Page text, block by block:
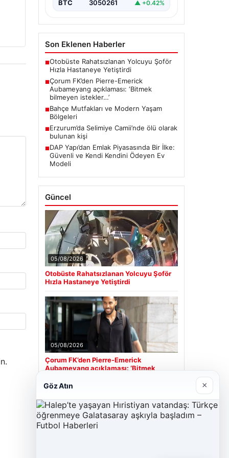
BTC 3050261 ▲ +0.42%
Son Eklenen Haberler
■Otobüste Rahatsızlanan Yolcuyu Şoför
Hızla Hastaneye Yetiştirdi
■Çorum FK’den Pierre-Emerick
Aubameyang açıklaması: ‘Bitmek
bilmeyen istekler…’
■Bahçe Mutfakları ve Modern Yaşam
Bölgeleri
■Erzurum’da Selimiye Camii’nde ölü olarak
bulunan kişi
■DAP Yapı’dan Emlak Piyasasında Bir İlke:
Güvenli ve Kendi Kendini Ödeyen Ev
Modeli
Güncel
05/08/2026
Otobüste Rahatsızlanan Yolcuyu Şoför
Hızla Hastaneye Yetiştirdi
05/08/2026
Çorum FK’den Pierre-Emerick
Aubameyang açıklaması: ‘Bitmek
Son Eklenen Firmalar
Göz Atın ×